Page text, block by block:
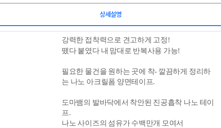
상세설명
강력한 접착력으로 견고하게 고정!
뗐다 붙였다 내 맘대로 반복사용 가능!
필요한 물건을 원하는 곳에 착- 깔끔하게 정리하
는 나노 아크릴폼 양면테이프.
도마뱀의 발바닥에서 착안된 진공흡착 나노 테이
프.
나노 사이즈의 섬유가 수백만개 모여서